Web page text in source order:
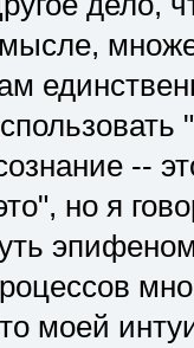
--
но я
моей